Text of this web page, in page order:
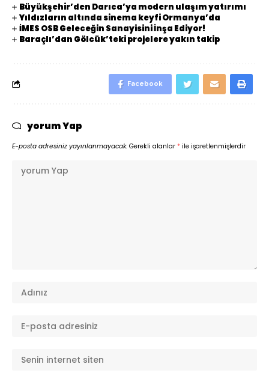
Büyükşehir’den Darıca’ya modern ulaşım yatırımı
Yıldızların altında sinema keyfi Ormanya’da
İMES OSB Geleceğin Sanayisini İnşa Ediyor!
Baraçlı’dan Gölcük’teki projelere yakın takip
Facebook
yorum Yap
E-posta adresiniz yayınlanmayacak. Gerekli alanlar * ile işaretlenmişlerdir